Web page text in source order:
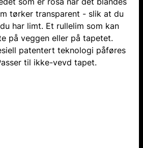
tørker transparent - slik at du
har limt. Et rullelim som kan
på veggen eller på tapetet.
patentert teknologi påføres
til ikke-vevd tapet.